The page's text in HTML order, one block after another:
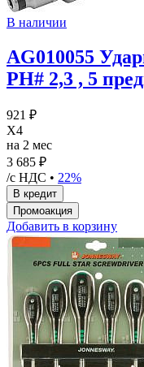
В наличии
AG010055
PH# 2,3 , 5
921 ₽
X4
на 2 мес
3 685 ₽
/с НДС • 22%
Добавить в корзину